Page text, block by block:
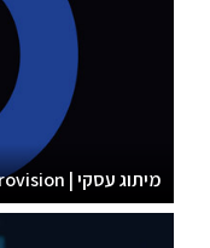
מיתוג עסקי | Norovision